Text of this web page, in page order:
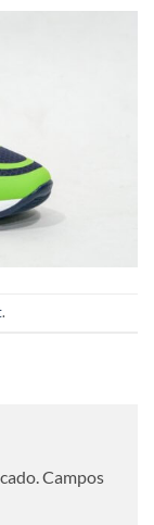
.
Campos